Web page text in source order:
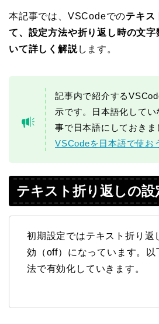
本記事では、VSCodeでのテキス
て、設定方法や折り返し時の文
いて詳しく解説します。
記事内で紹介する
示です。日本語化して
事で日本語にしておきま
VSCodeを日本語で使お
テキスト折り返しの設
初期設定ではテキスト折り返
効（off）になっています。以
法で有効化していきます。